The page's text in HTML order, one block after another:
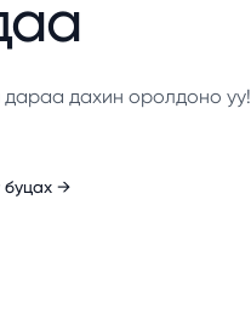
дараа дахин оролдоно уу!
буцах →